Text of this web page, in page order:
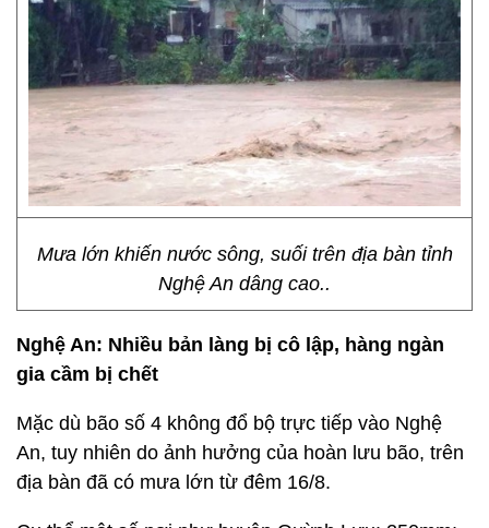
Mưa lớn khiến nước sông, suối trên địa bàn tỉnh
Nghệ An dâng cao..
Nghệ An: Nhiều bản làng bị cô lập, hàng ngàn
gia cầm bị chết
Mặc dù bão số 4 không đổ bộ trực tiếp vào Nghệ
An, tuy nhiên do ảnh hưởng của hoàn lưu bão, trên
địa bàn đã có mưa lớn từ đêm 16/8.